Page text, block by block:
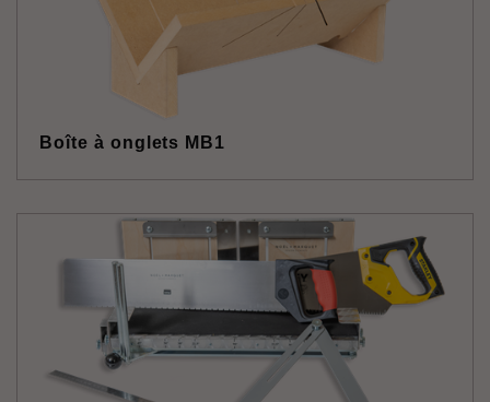
Boîte à onglets MB1